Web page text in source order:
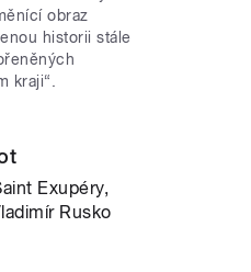
obraz
historii stále
kraji“.
Exupéry,
Rusko